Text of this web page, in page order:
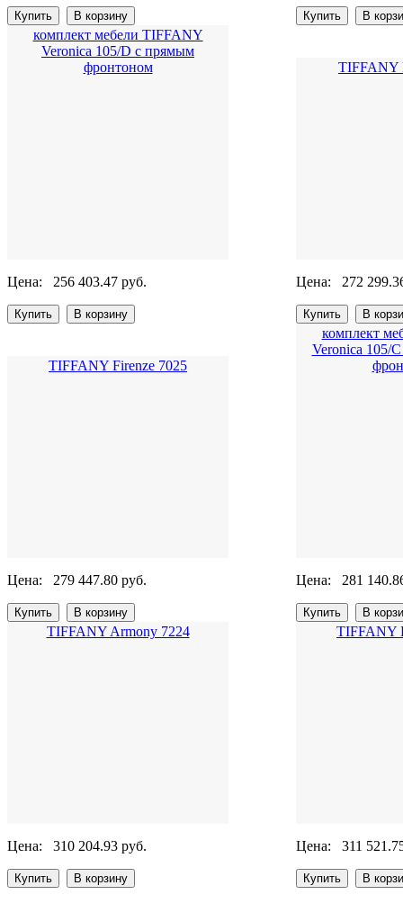
комплект мебели TIFFANY
Veronica 105/D с прямым
фронтоном
Цена: 256 403.47 руб.
TIFFANY
Цена: 272
TIFFANY Firenze 7025
Цена: 279 447.80 руб.
комплект
Veronica 105/
Цена: 281
TIFFANY Armony 7224
Цена: 310 204.93 руб.
TIFFANY
Цена: 311